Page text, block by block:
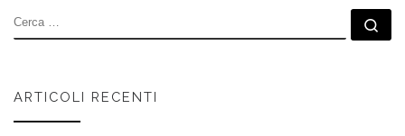
CERCA
ARTICOLI RECENTI